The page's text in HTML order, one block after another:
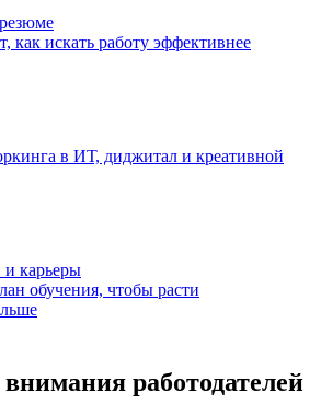
как искать работу эффективнее
в ИТ, диджитал и креативной
и карьеры
обучения, чтобы расти
работодателей